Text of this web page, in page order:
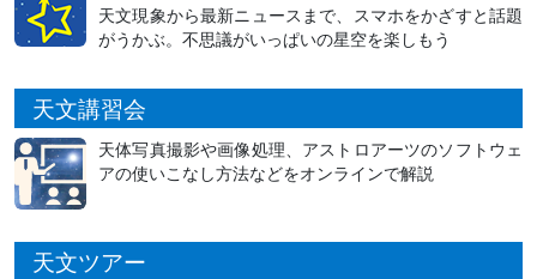
天文現象から最新ニュースまで、スマホをかざすと話題
がうかぶ。不思議がいっぱいの星空を楽しもう
天文講習会
天体写真撮影や画像処理、アストロアーツのソフトウェ
アの使いこなし方法などをオンラインで解説
天文ツアー